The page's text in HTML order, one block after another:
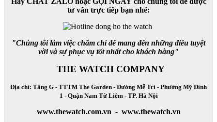
tư vấn trực tiếp bạn nhé:
"Chúng tôi làm việc chăm chỉ để mang đến những điều tuyệt
vời và sự phục vụ tốt nhất cho khách hàng"
THE WATCH COMPANY
Địa chỉ: Tầng G - TTTM The Garden - Đường Mễ Trì - Phường Mỹ Đình
1 - Quận Nam Từ Liêm - TP. Hà Nội
www.thewatch.com.vn - www.thewatch.vn